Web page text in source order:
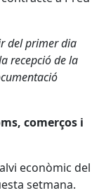
del primer dia
recepció de la
comerços i
econòmic del
setmana.